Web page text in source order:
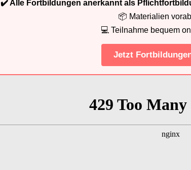
✔️ Alle Fortbildungen anerkannt als
📦 Materialien
💻 Teilnahme bequem
Jetzt